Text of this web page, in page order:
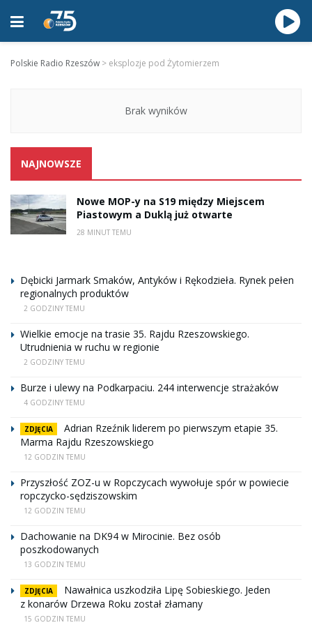
Polskie Radio Rzeszów > eksplozje pod Żytomierzem
Brak wyników
NAJNOWSZE
Nowe MOP-y na S19 między Miejscem
Piastowym a Duklą już otwarte
28 MINUT TEMU
Dębicki Jarmark Smaków, Antyków i Rękodzieła. Rynek pełen
regionalnych produktów
2 GODZINY TEMU
Wielkie emocje na trasie 35. Rajdu Rzeszowskiego.
Utrudnienia w ruchu w regionie
2 GODZINY TEMU
Burze i ulewy na Podkarpaciu. 244 interwencje strażaków
4 GODZINY TEMU
ZDJĘCIA
Adrian Rzeźnik liderem po pierwszym etapie 35.
Marma Rajdu Rzeszowskiego
12 GODZIN TEMU
Przyszłość ZOZ-u w Ropczycach wywołuje spór w powiecie
ropczycko-sędziszowskim
12 GODZIN TEMU
Dachowanie na DK94 w Mirocinie. Bez osób
poszkodowanych
13 GODZIN TEMU
ZDJĘCIA
Nawałnica uszkodziła Lipę Sobieskiego. Jeden
z konarów Drzewa Roku został złamany
15 GODZIN TEMU